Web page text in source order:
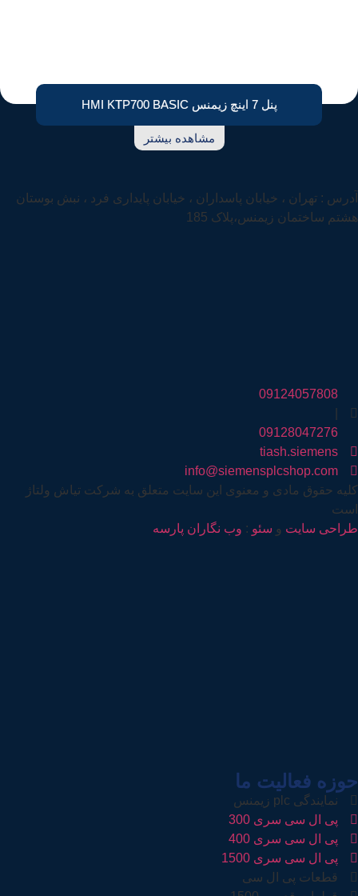
پنل 7 اینچ زیمنس HMI KTP700 BASIC
مشاهده بیشتر
آدرس : تهران ، خیابان پاسداران ، خیابان پایداری فرد ، نبش بوستان
هشتم ساختمان زیمنس،پلاک 185
09124057808
09128047276
tiash.siemens
info@siemensplcshop.com
کلیه حقوق مادی و معنوی این سایت متعلق به شرکت تیاش ولتاژ
است
طراحی سایت و سئو : وب نگاران پارسه
حوزه فعالیت ما
نمایندگی plc زیمنس
پی ال سی سری 300
پی ال سی سری 400
پی ال سی سری 1500
قطعات پی ال سی